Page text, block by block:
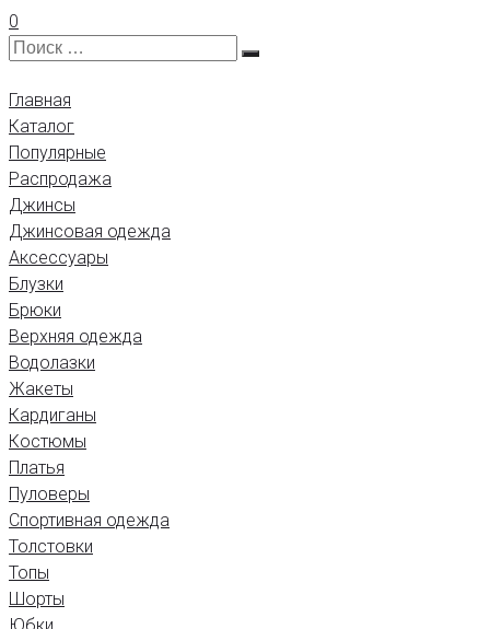
0
Главная
Каталог
Популярные
Распродажа
Джинсы
Джинсовая одежда
Аксессуары
Блузки
Брюки
Верхняя одежда
Водолазки
Жакеты
Кардиганы
Костюмы
Платья
Пуловеры
Спортивная одежда
Толстовки
Топы
Шорты